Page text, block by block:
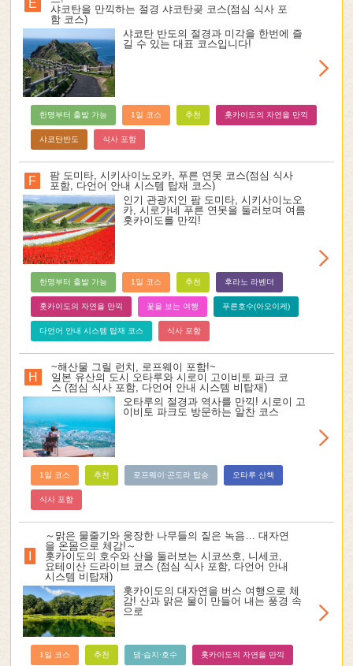
E
샤코탄을 만끽하는 절경 샤코탄곶 코스(점심 식사 포
함 코스)
샤코탄 반도의 절경과 미각을 한번에 즐
길 수 있는 대표 코스입니다!
한명부터 출발 가능 1일 코스 추천 홋카이도의 자연을 만끽
샤코탄반도 식사 포함
F
팜 도미타, 시키사이노오카, 푸른 연못 코스(점심 식사
포함, 다언어 안내 시스템 탑재 코스)
인기 관광지인 팜 도미타, 시키사이노오
카, 시로가네 푸른 연못을 둘러보며 여름
홋카이도를 만끽!
한명부터 출발 가능 1일 코스 추천 후라노 라벤더
홋카이도의 자연을 만끽 꽃을 보는 여행 푸른호수(아오이케)
다언어 안내 시스템 탑재 코스 식사 포함
H
~해산물 그릴 런치, 로프웨이 포함!~
일본 유산의 도시 오타루와 시로이 고이비토 파크 코
스 (점심 식사 포함, 다언어 안내 시스템 비탑재)
오타루의 절경과 역사를 만끽! 시로이 고
이비토 파크도 방문하는 알찬 코스
1일 코스 추천 로프웨이·곤도라 탑승 오타루 산책
식사 포함
～맑은 물줄기와 웅장한 나무들의 짙은 녹음… 대자연
을 온몸으로 체감!～
홋카이도의 호수와 산을 둘러보는 시코쓰호, 니세코,
요테이산 드라이브 코스 (점심 식사 포함, 다언어 안내
시스템 비탑재)
홋카이도의 대자연을 버스 여행으로 체
감! 산과 맑은 물이 만들어 내는 풍경 속
으로
1일 코스 추천 댐·습지·호수 홋카이도의 자연을 만끽